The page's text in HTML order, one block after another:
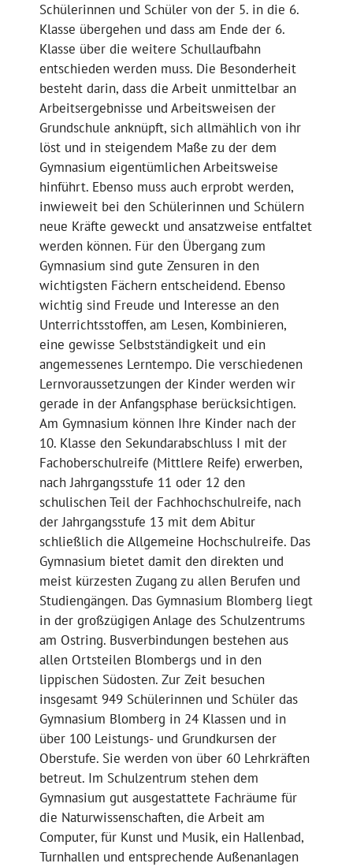
Schülerinnen und Schüler von der 5. in die 6.
Klasse übergehen und dass am Ende der 6.
Klasse über die weitere Schullaufbahn
entschieden werden muss. Die Besonderheit
besteht darin, dass die Arbeit unmittelbar an
Arbeitsergebnisse und Arbeitsweisen der
Grundschule anknüpft, sich allmählich von ihr
löst und in steigendem Maße zu der dem
Gymnasium eigentümlichen Arbeitsweise
hinführt. Ebenso muss auch erprobt werden,
inwieweit bei den Schülerinnen und Schülern
neue Kräfte geweckt und ansatzweise entfaltet
werden können. Für den Übergang zum
Gymnasium sind gute Zensuren in den
wichtigsten Fächern entscheidend. Ebenso
wichtig sind Freude und Interesse an den
Unterrichtsstoffen, am Lesen, Kombinieren,
eine gewisse Selbstständigkeit und ein
angemessenes Lerntempo. Die verschiedenen
Lernvoraussetzungen der Kinder werden wir
gerade in der Anfangsphase berücksichtigen.
Am Gymnasium können Ihre Kinder nach der
10. Klasse den Sekundarabschluss I mit der
Fachoberschulreife (Mittlere Reife) erwerben,
nach Jahrgangsstufe 11 oder 12 den
schulischen Teil der Fachhochschulreife, nach
der Jahrgangsstufe 13 mit dem Abitur
schließlich die Allgemeine Hochschulreife. Das
Gymnasium bietet damit den direkten und
meist kürzesten Zugang zu allen Berufen und
Studiengängen. Das Gymnasium Blomberg liegt
in der großzügigen Anlage des Schulzentrums
am Ostring. Busverbindungen bestehen aus
allen Ortsteilen Blombergs und in den
lippischen Südosten. Zur Zeit besuchen
insgesamt 949 Schülerinnen und Schüler das
Gymnasium Blomberg in 24 Klassen und in
über 100 Leistungs- und Grundkursen der
Oberstufe. Sie werden von über 60 Lehrkräften
betreut. Im Schulzentrum stehen dem
Gymnasium gut ausgestattete Fachräume für
die Naturwissenschaften, die Arbeit am
Computer, für Kunst und Musik, ein Hallenbad,
Turnhallen und entsprechende Außenanlagen